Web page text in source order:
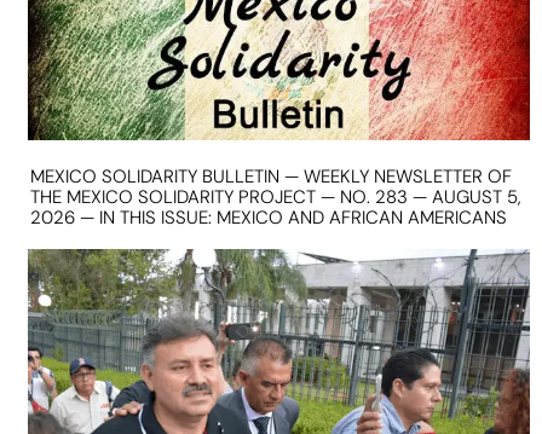
MEXICO SOLIDARITY BULLETIN — WEEKLY NEWSLETTER OF
THE MEXICO SOLIDARITY PROJECT — NO. 283 — AUGUST 5,
2026 — IN THIS ISSUE: MEXICO AND AFRICAN AMERICANS